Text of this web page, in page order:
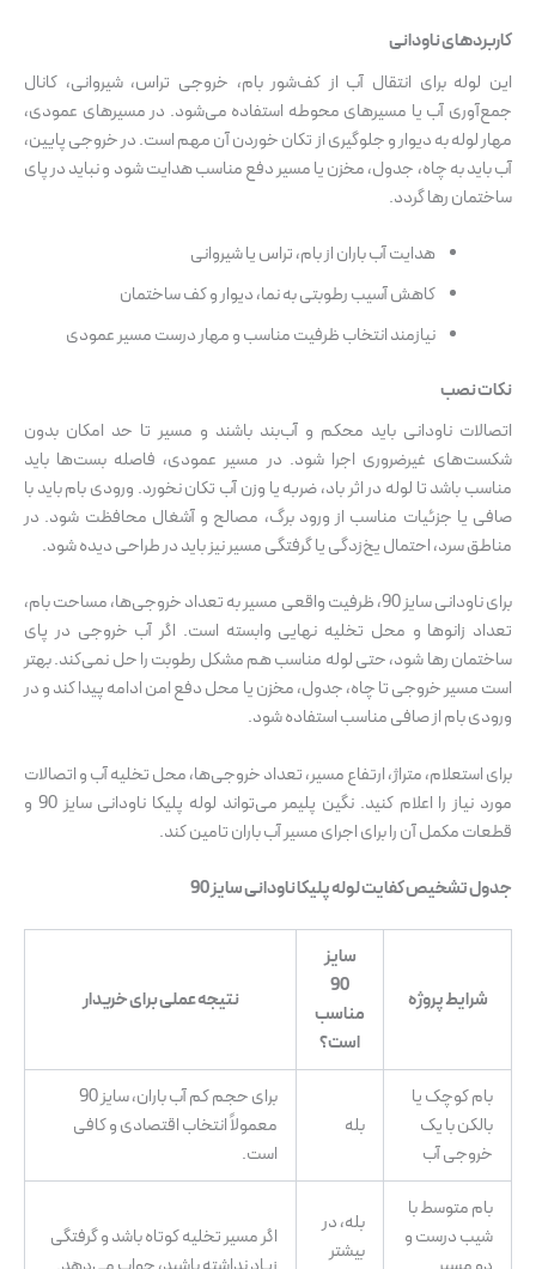
کاربردهای ناودانی
این لوله برای انتقال آب از کف‌شور بام، خروجی تراس، شیروانی، کانال
جمع‌آوری آب یا مسیرهای محوطه استفاده می‌شود. در مسیرهای عمودی،
مهار لوله به دیوار و جلوگیری از تکان خوردن آن مهم است. در خروجی پایین،
آب باید به چاه، جدول، مخزن یا مسیر دفع مناسب هدایت شود و نباید در پای
ساختمان رها گردد.
هدایت آب باران از بام، تراس یا شیروانی
کاهش آسیب رطوبتی به نما، دیوار و کف ساختمان
نیازمند انتخاب ظرفیت مناسب و مهار درست مسیر عمودی
نکات نصب
اتصالات ناودانی باید محکم و آب‌بند باشند و مسیر تا حد امکان بدون
شکست‌های غیرضروری اجرا شود. در مسیر عمودی، فاصله بست‌ها باید
مناسب باشد تا لوله در اثر باد، ضربه یا وزن آب تکان نخورد. ورودی بام باید با
صافی یا جزئیات مناسب از ورود برگ، مصالح و آشغال محافظت شود. در
مناطق سرد، احتمال یخ‌زدگی یا گرفتگی مسیر نیز باید در طراحی دیده شود.
برای ناودانی سایز 90، ظرفیت واقعی مسیر به تعداد خروجی‌ها، مساحت بام،
تعداد زانوها و محل تخلیه نهایی وابسته است. اگر آب خروجی در پای
ساختمان رها شود، حتی لوله مناسب هم مشکل رطوبت را حل نمی‌کند. بهتر
است مسیر خروجی تا چاه، جدول، مخزن یا محل دفع امن ادامه پیدا کند و در
ورودی بام از صافی مناسب استفاده شود.
برای استعلام، متراژ، ارتفاع مسیر، تعداد خروجی‌ها، محل تخلیه آب و اتصالات
مورد نیاز را اعلام کنید. نگین پلیمر می‌تواند لوله پلیکا ناودانی سایز 90 و
قطعات مکمل آن را برای اجرای مسیر آب باران تامین کند.
جدول تشخیص کفایت لوله پلیکا ناودانی سایز 90
شرایط پروژه
سایز
90
مناسب
است؟
نتیجه عملی برای خریدار
بام کوچک یا
بالکن با یک
خروجی آب
بله
برای حجم کم آب باران، سایز 90
معمولاً انتخاب اقتصادی و کافی
است.
بام متوسط با
شیب درست و
بله، در
بیشتر
اگر مسیر تخلیه کوتاه باشد و گرفتگی